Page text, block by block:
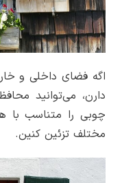
اگه فضای داخلی و
دارن، می‌توانید
چوبی را متناسب با
مختلف تزئین کنین.